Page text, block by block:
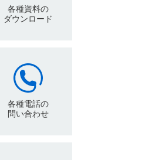
各種資料の
ダウンロード
各種電話の
問い合わせ